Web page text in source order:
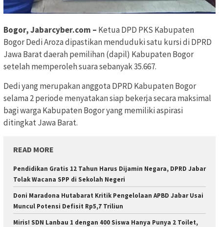
Bogor, Jabarcyber.com – Ketua DPD PKS Kabupaten
Bogor Dedi Aroza dipastikan menduduki satu kursi di DPRD
Jawa Barat daerah pemilihan (dapil) Kabupaten Bogor
setelah memperoleh suara sebanyak 35.667.
Dedi yang merupakan anggota DPRD Kabupaten Bogor
selama 2 periode menyatakan siap bekerja secara maksimal
bagi warga Kabupaten Bogor yang memiliki aspirasi
ditingkat Jawa Barat.
READ MORE
Pendidikan Gratis 12 Tahun Harus Dijamin Negara, DPRD Jabar
Tolak Wacana SPP di Sekolah Negeri
Doni Maradona Hutabarat Kritik Pengelolaan APBD Jabar Usai
Muncul Potensi Defisit Rp5,7 Triliun
Miris! SDN Lanbau 1 dengan 400 Siswa Hanya Punya 2 Toilet,